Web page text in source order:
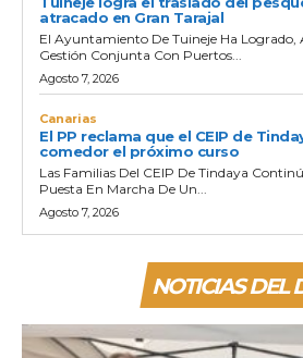
atracado en Gran Tarajal
El Ayuntamiento De Tuineje Ha Logrado,
Gestión Conjunta Con Puertos...
Agosto 7, 2026
Canarias
El PP reclama que el CEIP de
comedor el próximo curso
Las Familias Del CEIP De Tindaya
Puesta En Marcha De Un...
Agosto 7, 2026
NOTICIAS DEL